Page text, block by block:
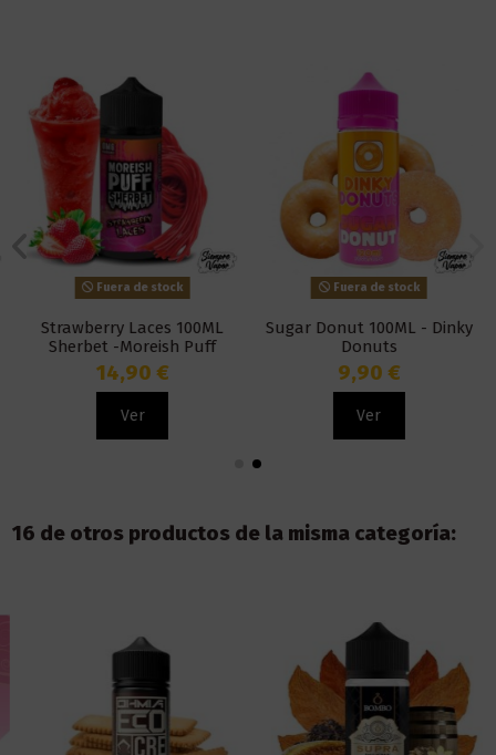
Fuera de stock
Strawberry Laces 100ML
Sherbet -Moreish Puff
14,90 €
Ver
Fuera de stock
Sugar Donut 100ML - Dinky
Donuts
9,90 €
Ver
16 de otros productos de la misma categoría: